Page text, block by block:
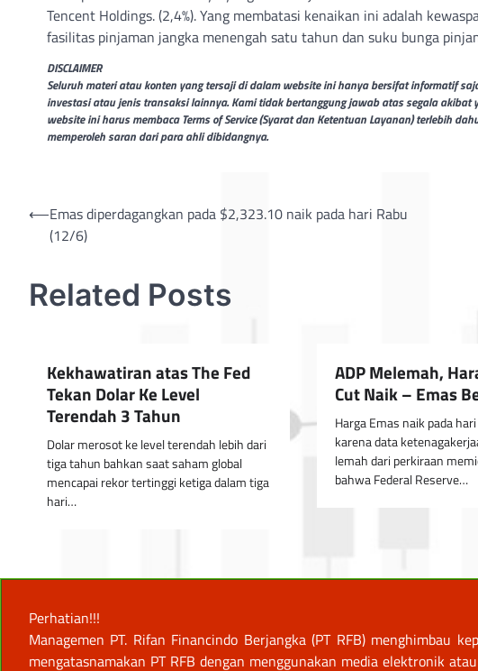
Tencent Holdings. (2,4%). Yang membatasi kenaikan ini adalah
fasilitas pinjaman jangka menengah satu tahun dan suku bunga
DISCLAIMER
Seluruh materi atau konten yang tersaji di dalam website ini hanya bersifat informatif
investasi atau jenis transaksi lainnya. Kami tidak bertanggung jawab atas segala
website ini harus membaca Terms of Service (Syarat dan Ketentuan Layanan) terlebih
memperoleh saran dari para ahli dibidangnya.
Post
navigation
⟵Emas diperdagangkan pada $2,323.10 naik pada hari Rabu
(12/6)
Related Posts
Kekhawatiran atas The Fed
Tekan Dolar Ke Level
Terendah 3 Tahun
Dolar merosot ke level terendah lebih dari
tiga tahun bahkan saat saham global
mencapai rekor tertinggi ketiga dalam tiga
hari…
ADP Melemah,
Cut Naik – Emas
Harga Emas naik pada
karena data
lemah dari perkiraan
bahwa Federal Reserve…
Perhatian!!!
Managemen PT. Rifan Financindo Berjangka (PT RFB)
mengatasnamakan PT RFB dengan menggunakan media elektronik